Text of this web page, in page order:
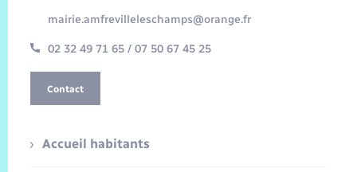
mairie.amfrevilleleschamps@orange.fr
02 32 49 71 65 / 07 50 67 45 25
Contact
Accueil habitants